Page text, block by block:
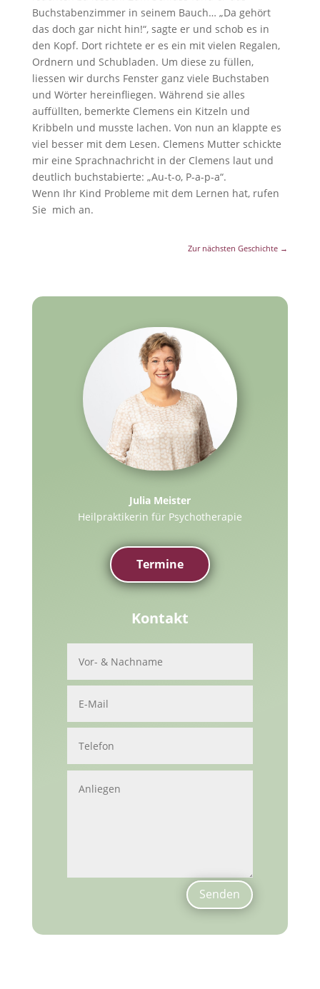
Buchstabenzimmer in seinem Bauch… „Da gehört
das doch gar nicht hin!“, sagte er und schob es in
den Kopf. Dort richtete er es ein mit vielen Regalen,
Ordnern und Schubladen. Um diese zu füllen,
liessen wir durchs Fenster ganz viele Buchstaben
und Wörter hereinfliegen. Während sie alles
auffüllten, bemerkte Clemens ein Kitzeln und
Kribbeln und musste lachen. Von nun an klappte es
viel besser mit dem Lesen. Clemens Mutter schickte
mir eine Sprachnachricht in der Clemens laut und
deutlich buchstabierte: „Au-t-o, P-a-p-a“.
Wenn Ihr Kind Probleme mit dem Lernen hat, rufen
Sie mich an.
Zur nächsten Geschichte →
Julia Meister
Heilpraktikerin für Psychotherapie
Termine
Kontakt
Senden